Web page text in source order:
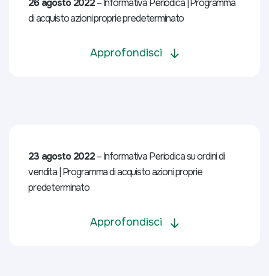
di acquisto azioni proprie predeterminato
Approfondisci
23 agosto 2022– Informativa Periodica su ordini di
vendita | Programma di acquisto azioni proprie
predeterminato
Approfondisci